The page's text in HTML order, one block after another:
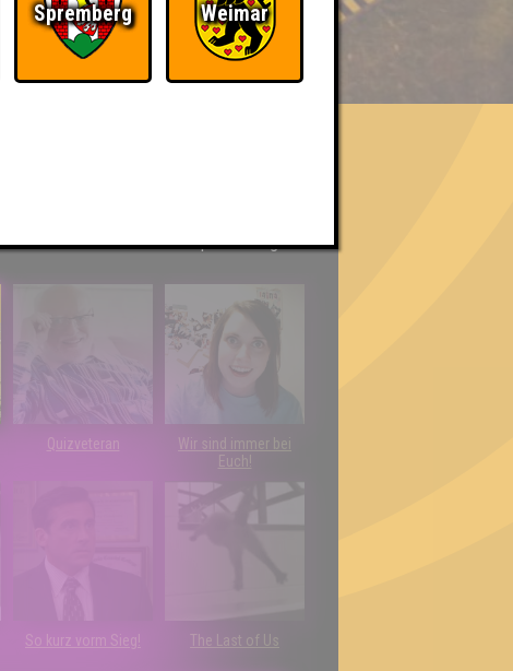
ÜBER UNS
schließlich verdient! Entsprechend gibt es
Quizveteran
Wir sind immer bei
Euch!
So kurz vorm Sieg! The Last of Us
Spremberg Weimar